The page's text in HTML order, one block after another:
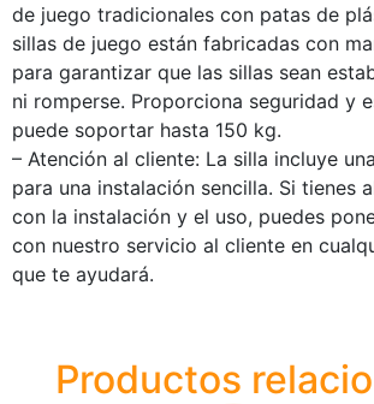
de juego tradicionales con patas de
sillas de juego están fabricadas con
para garantizar que las sillas sean
ni romperse. Proporciona seguridad y
puede soportar hasta 150 kg.
– Atención al cliente: La silla incluye
para una instalación sencilla. Si tienes
con la instalación y el uso, puedes
con nuestro servicio al cliente en
que te ayudará.
Productos